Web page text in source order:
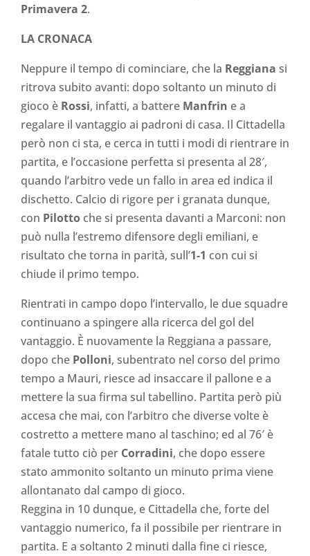
Primavera 2.
LA CRONACA
Neppure il tempo di cominciare, che la Reggiana si
ritrova subito avanti: dopo soltanto un minuto di
gioco è Rossi, infatti, a battere Manfrin e a
regalare il vantaggio ai padroni di casa. Il Cittadella
però non ci sta, e cerca in tutti i modi di rientrare in
partita, e l’occasione perfetta si presenta al 28′,
quando l’arbitro vede un fallo in area ed indica il
dischetto. Calcio di rigore per i granata dunque,
con Pilotto che si presenta davanti a Marconi: non
può nulla l’estremo difensore degli emiliani, e
risultato che torna in parità, sull’1-1 con cui si
chiude il primo tempo.
Rientrati in campo dopo l’intervallo, le due squadre
continuano a spingere alla ricerca del gol del
vantaggio. È nuovamente la Reggiana a passare,
dopo che Polloni, subentrato nel corso del primo
tempo a Mauri, riesce ad insaccare il pallone e a
mettere la sua firma sul tabellino. Partita però più
accesa che mai, con l’arbitro che diverse volte è
costretto a mettere mano al taschino; ed al 76′ è
fatale tutto ciò per Corradini, che dopo essere
stato ammonito soltanto un minuto prima viene
allontanato dal campo di gioco.
Reggina in 10 dunque, e Cittadella che, forte del
vantaggio numerico, fa il possibile per rientrare in
partita. E a soltanto 2 minuti dalla fine ci riesce,